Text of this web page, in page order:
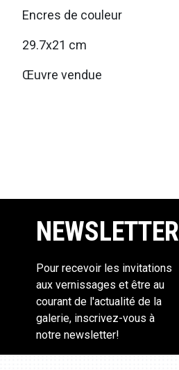
Encres de couleur
29.7x21 cm
Œuvre vendue
NEWSLETTER
Pour recevoir les invitations
aux vernissages et être au
courant de l'actualité de la
galerie, inscrivez-vous à
notre newsletter!